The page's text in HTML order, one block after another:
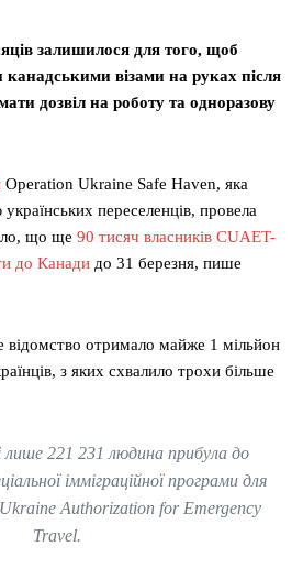
залишилося для того, щоб
канадськими візами на руках після
дозвіл на роботу та одноразову
Operation Ukraine Safe Haven, яка
переселенців, провела
що ще 90 тисяч власників CUAET-
до Канади до 31 березня, пише
відомство отримало майже 1 мільйон
з яких схвалило трохи більше
лише 221 231 людина прибула до
імміграційної програми для
Ukraine Authorization for Emergency
Travel.